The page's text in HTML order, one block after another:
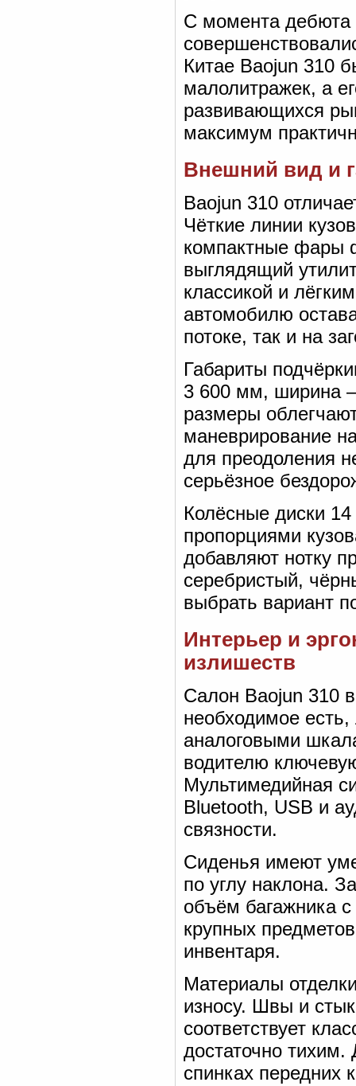
С момента дебюта
Китае Baojun 310
малолитражек, а
развивающихся
максимум
Внешний вид и
Baojun 310
Чёткие линии
компактные фары
выглядящий
классикой и
автомобилю
потоке, так и на
Габариты
3 600 мм, ширина
размеры
маневрирование
для преодоления
серьёзное
Колёсные диски
пропорциями
добавляют нотку
серебристый,
выбрать вариант
Интерьер и
излишеств
Салон Baojun 310
необходимое
аналоговыми
водителю
Мультимедийная
Bluetooth, USB и
связности.
Сиденья имеют
по углу наклона.
объём багажника
крупных
инвентаря.
Материалы
износу. Швы и
соответствует
достаточно
спинках передних